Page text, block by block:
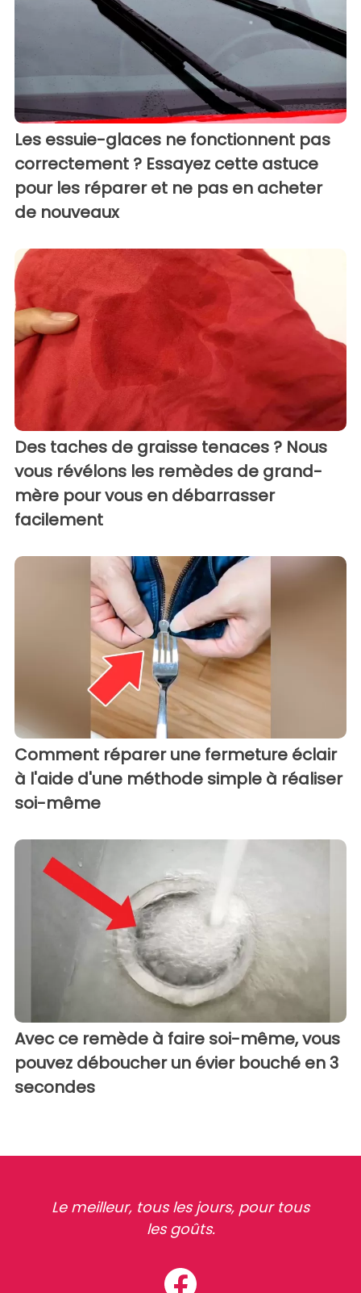
Les essuie-glaces ne fonctionnent pas
correctement ? Essayez cette astuce
pour les réparer et ne pas en acheter
de nouveaux
Des taches de graisse tenaces ? Nous
vous révélons les remèdes de grand-
mère pour vous en débarrasser
facilement
Comment réparer une fermeture éclair
à l'aide d'une méthode simple à réaliser
soi-même
Avec ce remède à faire soi-même, vous
pouvez déboucher un évier bouché en 3
secondes
Le meilleur, tous les jours, pour tous
les goûts.